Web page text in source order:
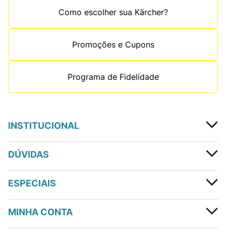
Como escolher sua Kärcher?
Promoções e Cupons
Programa de Fidelidade
INSTITUCIONAL
DÚVIDAS
ESPECIAIS
MINHA CONTA